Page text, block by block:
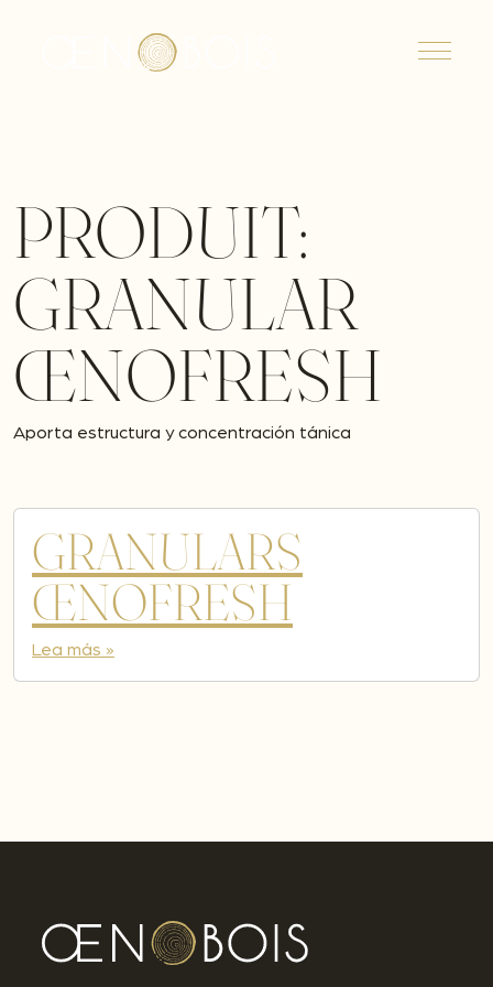
PRODUIT:
GRANULAR
ŒNOFRESH
Aporta estructura y concentración tánica
GRANULARS
ŒNOFRESH
Lea más »